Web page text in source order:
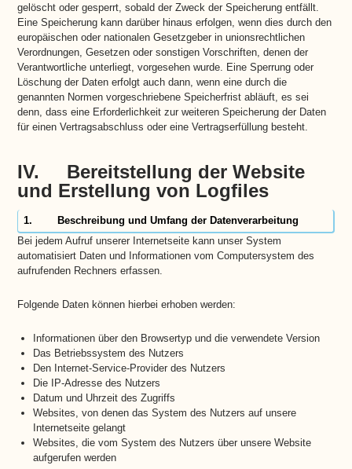
gelöscht oder gesperrt, sobald der Zweck der Speicherung entfällt.
Eine Speicherung kann darüber hinaus erfolgen, wenn dies durch den
europäischen oder nationalen Gesetzgeber in unionsrechtlichen
Verordnungen, Gesetzen oder sonstigen Vorschriften, denen der
Verantwortliche unterliegt, vorgesehen wurde. Eine Sperrung oder
Löschung der Daten erfolgt auch dann, wenn eine durch die
genannten Normen vorgeschriebene Speicherfrist abläuft, es sei
denn, dass eine Erforderlichkeit zur weiteren Speicherung der Daten
für einen Vertragsabschluss oder eine Vertragserfüllung besteht.
IV. Bereitstellung der Website
und Erstellung von Logfiles
1. Beschreibung und Umfang der Datenverarbeitung
Bei jedem Aufruf unserer Internetseite kann unser System
automatisiert Daten und Informationen vom Computersystem des
aufrufenden Rechners erfassen.
Folgende Daten können hierbei erhoben werden:
Informationen über den Browsertyp und die verwendete Version
Das Betriebssystem des Nutzers
Den Internet-Service-Provider des Nutzers
Die IP-Adresse des Nutzers
Datum und Uhrzeit des Zugriffs
Websites, von denen das System des Nutzers auf unsere
Internetseite gelangt
Websites, die vom System des Nutzers über unsere Website
aufgerufen werden